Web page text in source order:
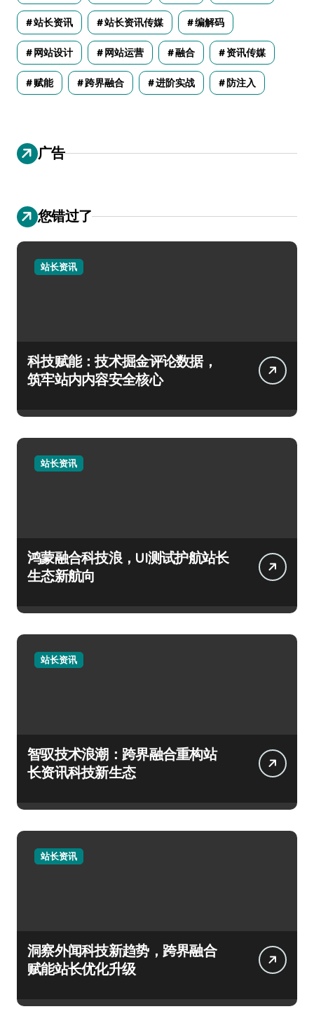
站长资讯 站长资讯传媒 编解码
网站设计 网站运营 融合 资讯传媒
赋能 跨界融合 进阶实战 防注入
广告
您错过了
站长资讯
科技赋能：技术掘金评论数据，
筑牢站内内容安全核心
站长资讯
鸿蒙融合科技浪，UI测试护航站长
生态新航向
站长资讯
智驭技术浪潮：跨界融合重构站
长资讯科技新生态
站长资讯
洞察外闻科技新趋势，跨界融合
赋能站长优化升级